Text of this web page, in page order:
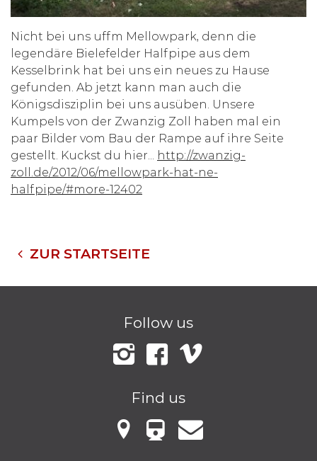
Nicht bei uns uffm Mellowpark, denn die
legendäre Bielefelder Halfpipe aus dem
Kesselbrink hat bei uns ein neues zu Hause
gefunden. Ab jetzt kann man auch die
Königsdisziplin bei uns ausüben. Unsere
Kumpels von der Zwanzig Zoll haben mal ein
paar Bilder vom Bau der Rampe auf ihre Seite
gestellt. Kuckst du hier... http://zwanzig-
zoll.de/2012/06/mellowpark-hat-ne-
halfpipe/#more-12402
ZUR STARTSEITE
Follow us
Find us
VBB Fahrinfo